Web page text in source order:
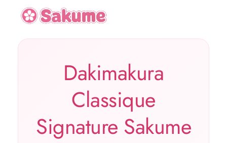
Dakimakura
Classique
Signature Sakume